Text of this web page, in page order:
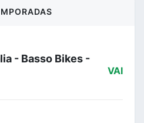
- Basso Bikes -
VAI